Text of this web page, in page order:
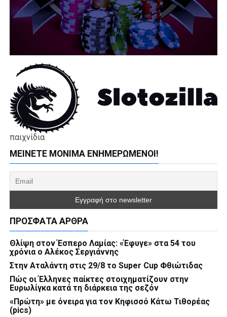
παιχνίδια
ΜΕΊΝΕΤΕ ΜΌΝΙΜΑ ΕΝΗΜΕΡΏΜΕΝΟΙ!
ΠΡΌΣΦΑΤΑ ΆΡΘΡΑ
Θλίψη στον Έσπερο Λαμίας: «Έφυγε» στα 54 του
χρόνια ο Αλέκος Σεργιάννης
Στην Αταλάντη στις 29/8 το Super Cup Φθιώτιδας
Πώς οι Έλληνες παίκτες στοιχηματίζουν στην
Ευρωλίγκα κατά τη διάρκεια της σεζόν
«Πρώτη» με όνειρα για τον Κηφισσό Κάτω Τιθορέας
(pics)